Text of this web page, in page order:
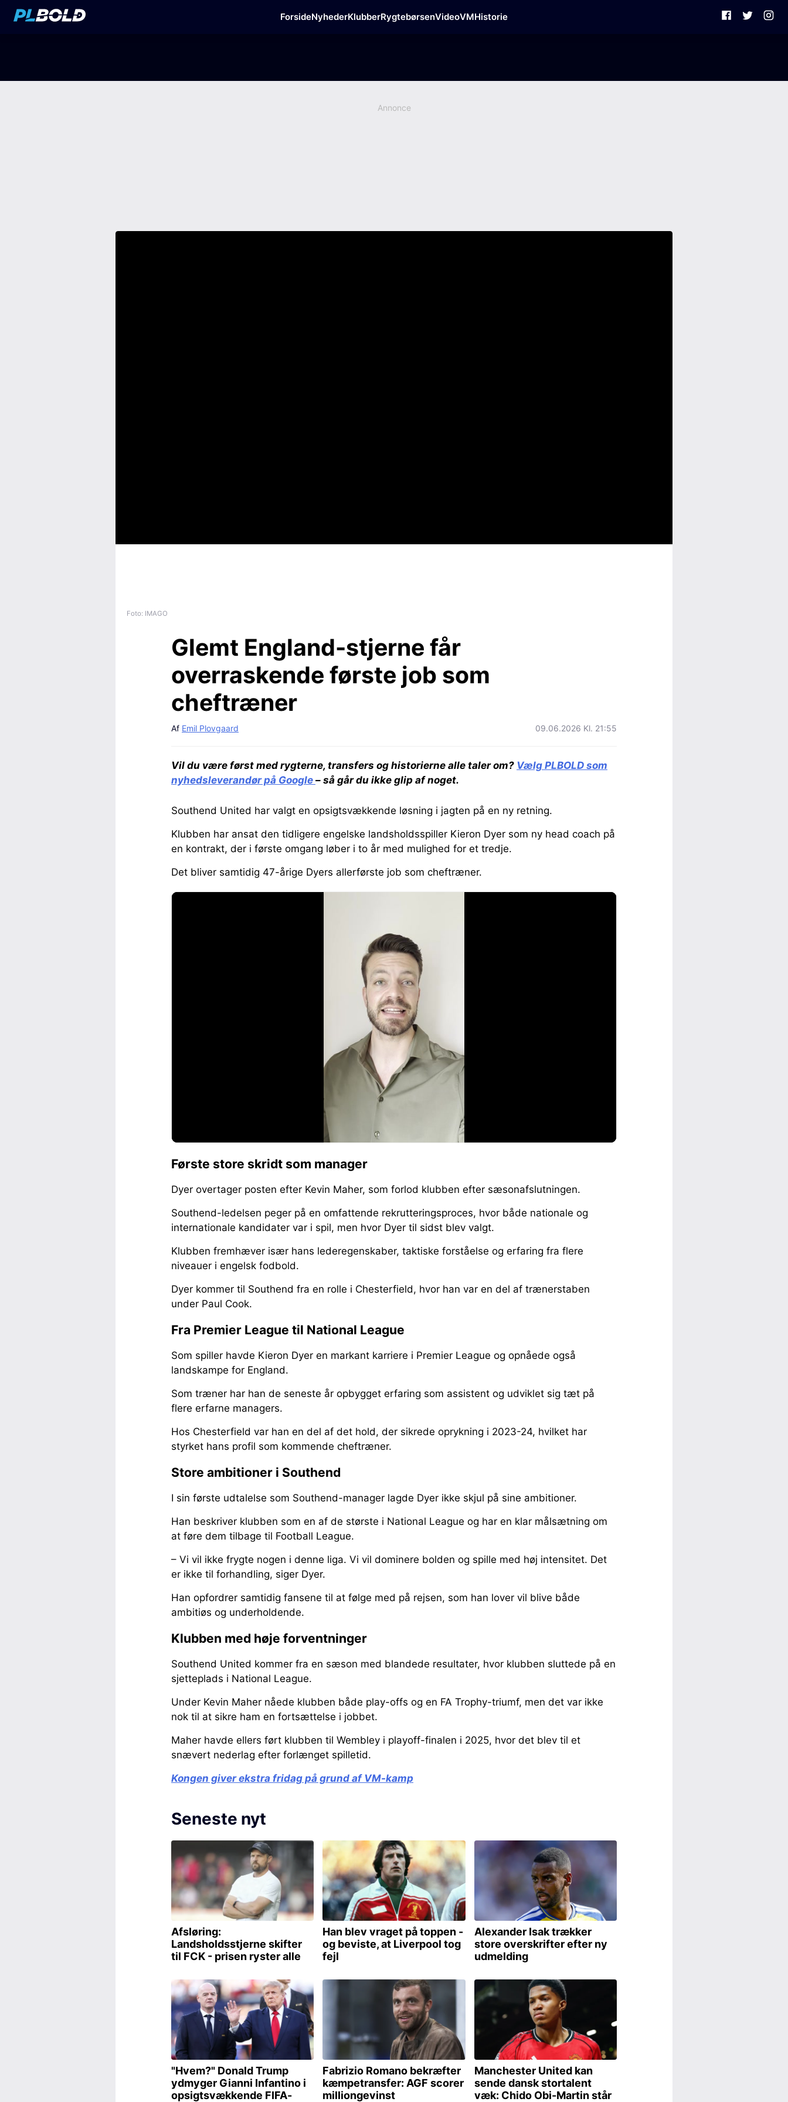
ForsideNyhederKlubberRygtebørsenVideoVMHistorie
Annonce
Foto: IMAGO
Glemt England-stjerne får
overraskende første job som
cheftræner
Af Emil Plovgaard 09.06.2026 Kl. 21:55
Vil du være først med rygterne, transfers og historierne alle taler om? Vælg PLBOLD som
nyhedsleverandør på Google – så går du ikke glip af noget.
Southend United har valgt en opsigtsvækkende løsning i jagten på en ny retning.
Klubben har ansat den tidligere engelske landsholdsspiller Kieron Dyer som ny head coach på
en kontrakt, der i første omgang løber i to år med mulighed for et tredje.
Det bliver samtidig 47-årige Dyers allerførste job som cheftræner.
Første store skridt som manager
Dyer overtager posten efter Kevin Maher, som forlod klubben efter sæsonafslutningen.
Southend-ledelsen peger på en omfattende rekrutteringsproces, hvor både nationale og
internationale kandidater var i spil, men hvor Dyer til sidst blev valgt.
Klubben fremhæver især hans lederegenskaber, taktiske forståelse og erfaring fra flere
niveauer i engelsk fodbold.
Dyer kommer til Southend fra en rolle i Chesterfield, hvor han var en del af trænerstaben
under Paul Cook.
Fra Premier League til National League
Som spiller havde Kieron Dyer en markant karriere i Premier League og opnåede også
landskampe for England.
Som træner har han de seneste år opbygget erfaring som assistent og udviklet sig tæt på
flere erfarne managers.
Hos Chesterfield var han en del af det hold, der sikrede oprykning i 2023-24, hvilket har
styrket hans profil som kommende cheftræner.
Store ambitioner i Southend
I sin første udtalelse som Southend-manager lagde Dyer ikke skjul på sine ambitioner.
Han beskriver klubben som en af de største i National League og har en klar målsætning om
at føre dem tilbage til Football League.
– Vi vil ikke frygte nogen i denne liga. Vi vil dominere bolden og spille med høj intensitet. Det
er ikke til forhandling, siger Dyer.
Han opfordrer samtidig fansene til at følge med på rejsen, som han lover vil blive både
ambitiøs og underholdende.
Klubben med høje forventninger
Southend United kommer fra en sæson med blandede resultater, hvor klubben sluttede på en
sjetteplads i National League.
Under Kevin Maher nåede klubben både play-offs og en FA Trophy-triumf, men det var ikke
nok til at sikre ham en fortsættelse i jobbet.
Maher havde ellers ført klubben til Wembley i playoff-finalen i 2025, hvor det blev til et
snævert nederlag efter forlænget spilletid.
Kongen giver ekstra fridag på grund af VM-kamp
Seneste nyt